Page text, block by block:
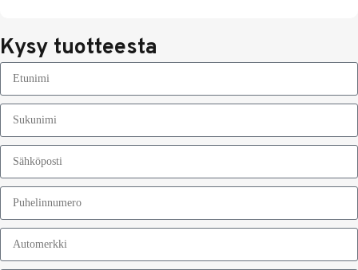
Kysy tuotteesta